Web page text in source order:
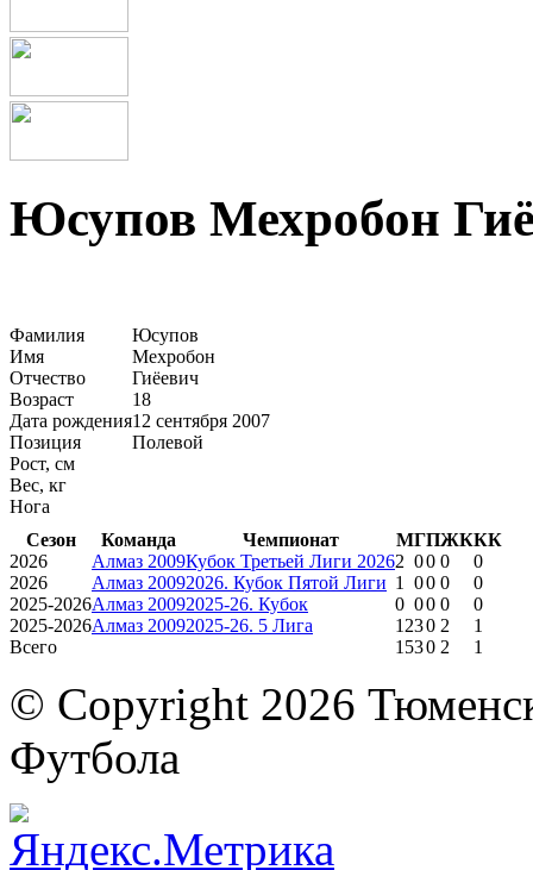
Юсупов Мехробон
Фамилия
Юсупов
Имя
Мехробон
Отчество
Гиёевич
Возраст
18
Дата рождения12 сентября 2007
Позиция
Полевой
Рост, см
Вес, кг
Нога
Сезон
Команда Чемпионат МГПЖККК
2026
Алмаз 2009Кубок Третьей Лиги 20262 00 0
0
2026
Алмаз 20092026. Кубок Пятой Лиги 1 00 0
0
2025-2026Алмаз 20092025-26. Кубок 0 00 0
0
2025-2026Алмаз 20092025-26. 5 Лига 1230 2
1
Всего
1530 2 1
© Copyright 2026
Футбола